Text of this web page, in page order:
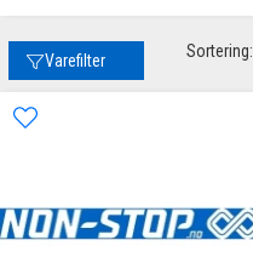
Varefilter Sortering: